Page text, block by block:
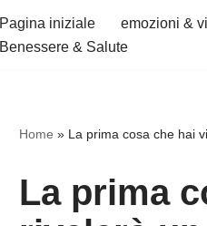
Pagina iniziale emozioni &
Benessere & Salute
Home » La prima cosa che hai
La prima